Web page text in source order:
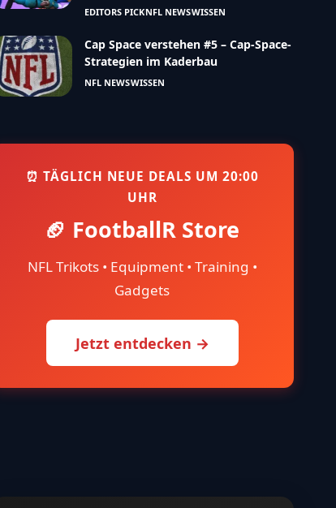
EDITORS PICKNFL NEWSWISSEN
Cap Space verstehen #5 – Cap-Space-
Strategien im Kaderbau
NFL NEWSWISSEN
⏰ TÄGLICH NEUE DEALS UM 20:00
UHR
🏈 FootballR Store
NFL Trikots • Equipment • Training •
Gadgets
Jetzt entdecken →